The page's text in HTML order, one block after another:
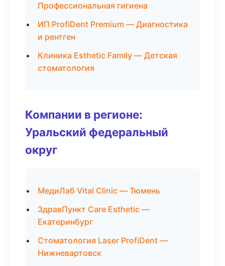
Профессиональная гигиена
ИП ProfiDent Premium — Диагностика
и рентген
Клиника Esthetic Family — Детская
стоматология
Компании в регионе:
Уральский федеральный
округ
МедиЛаб Vital Clinic — Тюмень
ЗдравПункт Care Esthetic —
Екатеринбург
Стоматология Laser ProfiDent —
Нижневартовск